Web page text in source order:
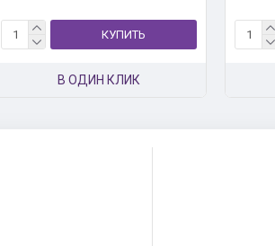
КУПИТЬ
В ОДИН КЛИК